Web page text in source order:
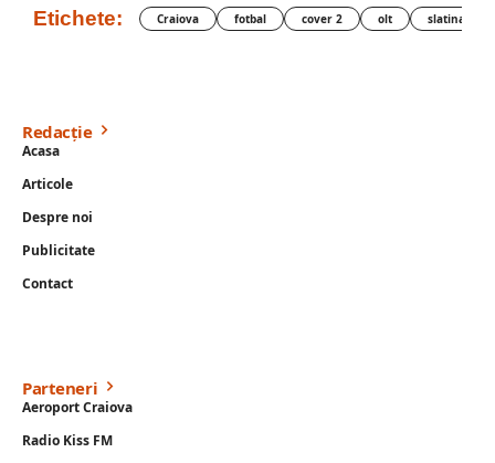
Etichete: Craiova fotbal cover 2 olt slatina
Redacție
Acasa
Articole
Despre noi
Publicitate
Contact
Parteneri
Aeroport Craiova
Radio Kiss FM